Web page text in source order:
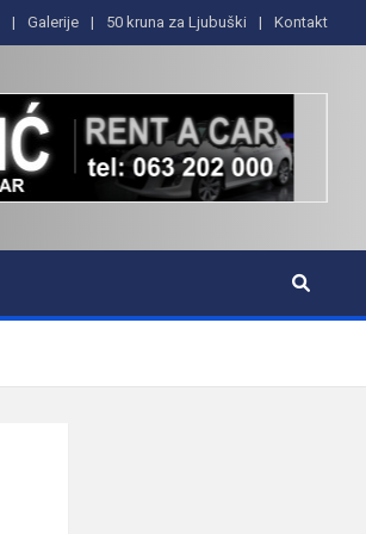
Galerije 50 kruna za Ljubuški Kontakt